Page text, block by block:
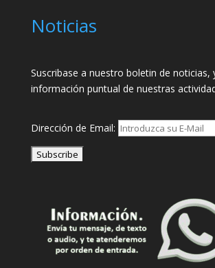
Noticias
Suscribase a nuestro boletin de noticias,
información puntual de nuestras
Dirección de Email: